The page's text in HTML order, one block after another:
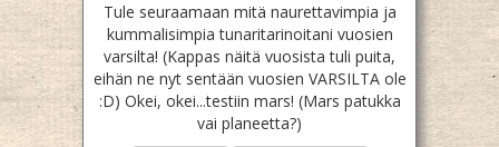
Tule seuraamaan mitä naurettavimpia ja
kummalisimpia tunaritarinoitani vuosien
varsilta! (Kappas näitä vuosista tuli puita,
eihän ne nyt sentään vuosien VARSILTA ole
:D) Okei, okei...testiin mars! (Mars patukka
vai planeetta?)